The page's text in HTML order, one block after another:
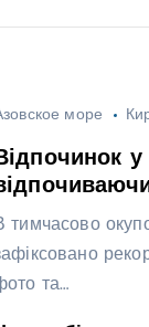
море
у
тимчасово
та…